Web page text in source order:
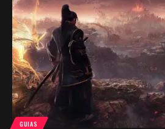
GUIAS